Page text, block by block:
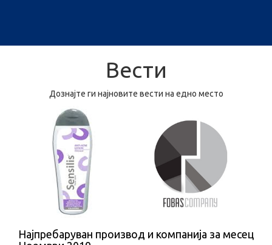
Вести
Дознајте ги најновите вести на едно место
Најпребаруван производ и компанија за месец